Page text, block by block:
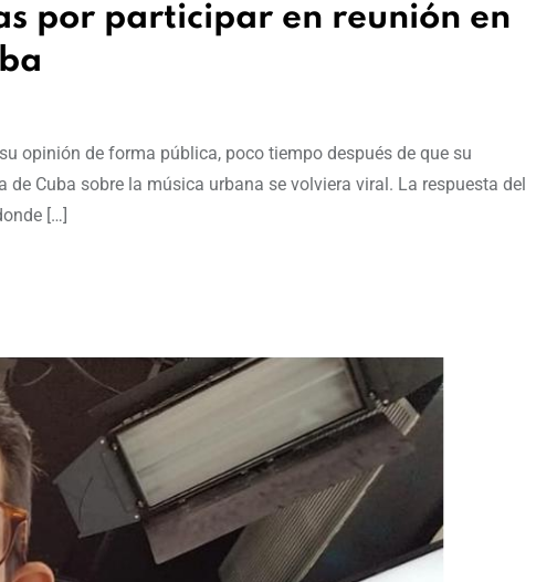
por participar en reunión en
opinión de forma pública, poco tiempo después de que su
Cuba sobre la música urbana se volviera viral. La respuesta del
[…]